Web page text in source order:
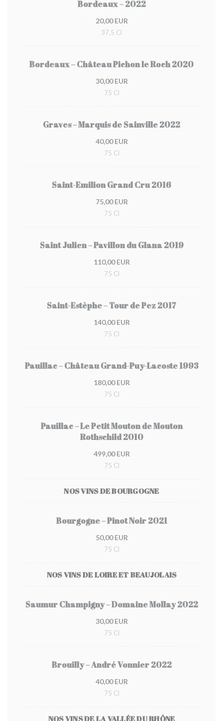
Bordeaux – 2022
20,00 EUR
37,5 Cl
Bordeaux – Château Pichon le Roch 2020
30,00 EUR
75 Cl
Graves – Marquis de Sainville 2022
40,00 EUR
75 Cl
Saint-Emilion Grand Cru 2016
75,00 EUR
75 Cl
Saint Julien – Pavillon du Glana 2019
110,00 EUR
75 Cl
Saint-Estèphe – Tour de Pez 2017
140,00 EUR
75 Cl
Pauillac – Château Grand-Puy-Lacoste 1993
180,00 EUR
75 Cl
Pauillac – Le Petit Mouton de Mouton
Rothschild 2010
499,00 EUR
75 Cl
NOS VINS DE BOURGOGNE
Bourgogne – Pinot Noir 2021
50,00 EUR
75 Cl
NOS VINS DE LOIRE ET BEAUJOLAIS
Saumur Champigny – Domaine Mollay 2022
30,00 EUR
75 Cl
Brouilly – André Vonnier 2022
40,00 EUR
75 Cl
NOS VINS DE LA VALLÉE DU RHÔNE